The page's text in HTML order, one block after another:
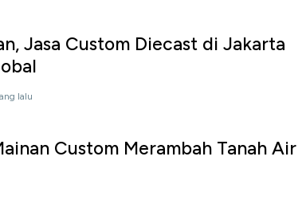
Jasa Custom Diecast di Jakarta
lalu
Custom Merambah Tanah Air